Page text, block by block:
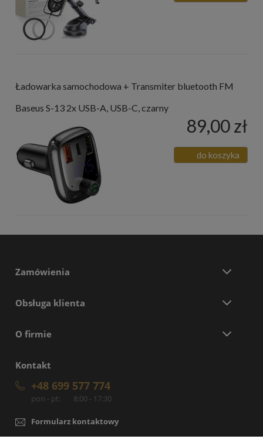
Ładowarka samochodowa + Transmiter bluetooth FM
Baseus S-13 2x USB-A, USB-C, czarny
89,00 zł
do koszyka
Zamówienia
Obsługa klienta
O firmie
Kontakt
+48 699 577 774
pon - pt: 8:00 - 17:30
Formularz kontaktowy
sklep@pancernik.eu